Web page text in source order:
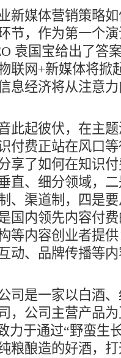
媒体营销策略如
节，作为第一个
袁国宝给出了答
联网+新媒体将掀
息经济将从注意
起彼伏，在主题
付费正站在风口
享了如何在知识
直、细分领域，
、渠道制，四是
国内领先内容付
等内容创业者提
动、品牌传播等
是一家以白酒、
，公司主营产品
力于通过“野蛮生
粮酿造的好酒，